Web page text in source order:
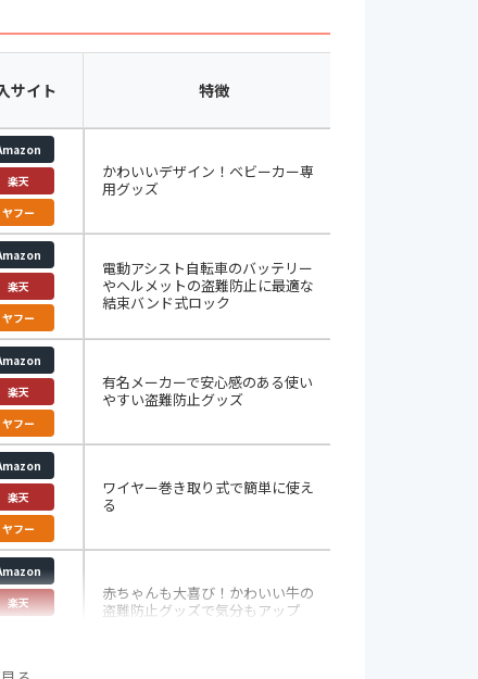
サイト 特徴
楽天
ヤフー
かわいいデザイン！ベビーカー専
用グッズ
楽天
ヤフー
電動アシスト自転車のバッテリー
やヘルメットの盗難防止に最適な
結束バンド式ロック
楽天
ヤフー
有名メーカーで安心感のある使い
やすい盗難防止グッズ
楽天
ヤフー
ワイヤー巻き取り式で簡単に使え
る
楽天
赤ちゃんも大喜び！かわいい牛の
盗難防止グッズで気分もアップ